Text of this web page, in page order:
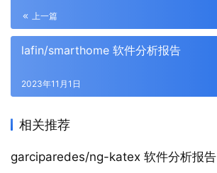
上一篇
lafin/smarthome 软件分析报告
2023年11月1日
相关推荐
garciparedes/ng-katex 软件分析报告